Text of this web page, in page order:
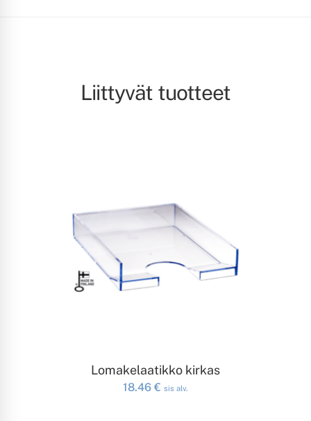
Liittyvät tuotteet
LISÄÄ OSTOSKORIIN
Lomakelaatikko kirkas
18.46 € sis alv.